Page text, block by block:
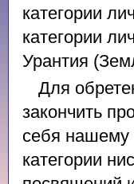
категории
категории
Урантия
Для
закончить
себя нашему
категории